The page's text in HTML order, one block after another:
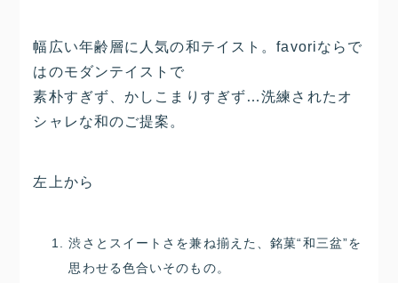
幅広い年齢層に人気の和テイスト。favoriならで
はのモダンテイストで
素朴すぎず、かしこまりすぎず…洗練されたオ
シャレな和のご提案。
左上から
渋さとスイートさを兼ね揃えた、銘菓“和三盆”を
思わせる色合いそのもの。